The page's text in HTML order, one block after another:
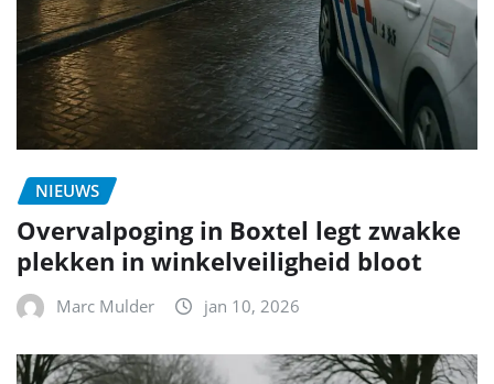
NIEUWS
Overvalpoging in Boxtel legt zwakke
plekken in winkelveiligheid bloot
Marc Mulder jan 10, 2026